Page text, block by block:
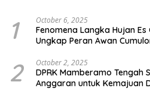
1 October 6, 2025
Fenomena Langka Hujan
Ungkap Peran Awan
2 October 2, 2025
DPRK Mamberamo Tengah
Anggaran untuk Kemajuan